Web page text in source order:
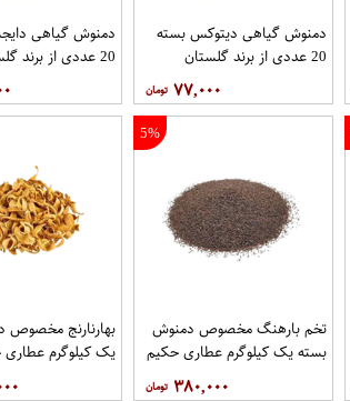
دمنوش گیاهی دیتوکس بسته
20 عددی از برند گلستان
۷۷,۰۰۰
دمنوش گیاهی
20 عددی از برند گلستان
5%
تخم بارهنگ مخصوص دمنوش
بسته یک کیلوگرم عطاری حکیم
۳۸۰,۰۰۰
بهارنارنج مخصوص
یک کیلوگرم